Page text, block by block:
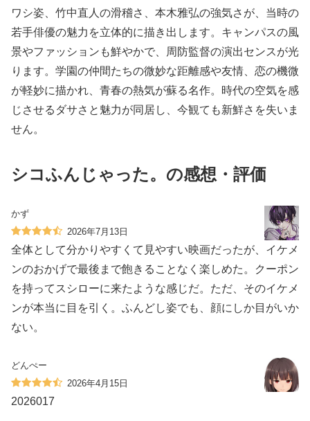
ワシ姿、竹中直人の滑稽さ、本木雅弘の強気さが、当時の
若手俳優の魅力を立体的に描き出します。キャンパスの風
景やファッションも鮮やかで、周防監督の演出センスが光
ります。学園の仲間たちの微妙な距離感や友情、恋の機微
が軽妙に描かれ、青春の熱気が蘇る名作。時代の空気を感
じさせるダサさと魅力が同居し、今観ても新鮮さを失いま
せん。
シコふんじゃった。の感想・評価
かず
2026年7月13日
全体として分かりやすくて見やすい映画だったが、イケメ
ンのおかげで最後まで飽きることなく楽しめた。クーポン
を持ってスシローに来たような感じだ。ただ、そのイケメ
ンが本当に目を引く。ふんどし姿でも、顔にしか目がいか
ない。
どんぺー
2026年4月15日
2026017